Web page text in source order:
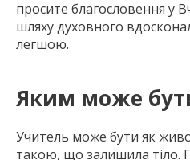
просите благословення у
шляху духовного
легшою.
Яким може
Учитель може бути як
такою, що залишила тіло.